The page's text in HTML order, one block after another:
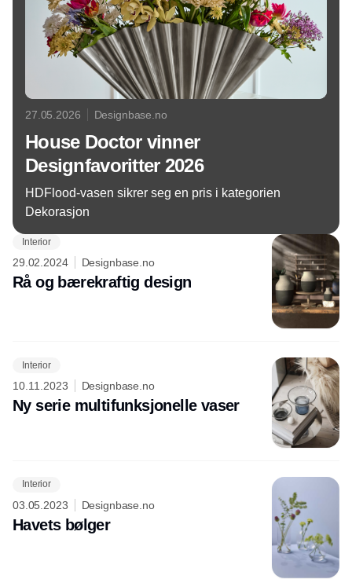
27.05.2026 Designbase.no
House Doctor vinner
Designfavoritter 2026
HDFlood-vasen sikrer seg en pris i kategorien
Dekorasjon
Interior
29.02.2024 Designbase.no
Rå og bærekraftig design
Interior
10.11.2023 Designbase.no
Ny serie multifunksjonelle vaser
Interior
03.05.2023 Designbase.no
Havets bølger